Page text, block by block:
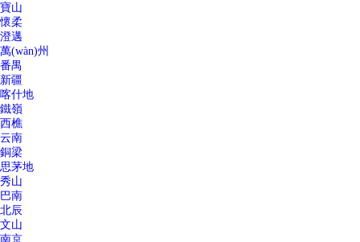
寶山
懷柔
澄邁
萬(wàn)州
番禺
新疆
喀什地
鐵嶺
西樵
云南
銅梁
思茅地
秀山
巴南
北辰
文山
南京